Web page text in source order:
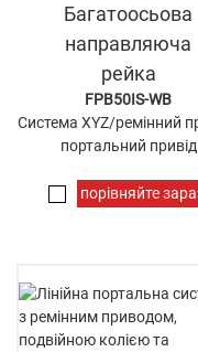
Багатоосьова
направляюча
рейка
FPB50IS-WB
Система XYZ/ремінний
портальний привід
порівняйте